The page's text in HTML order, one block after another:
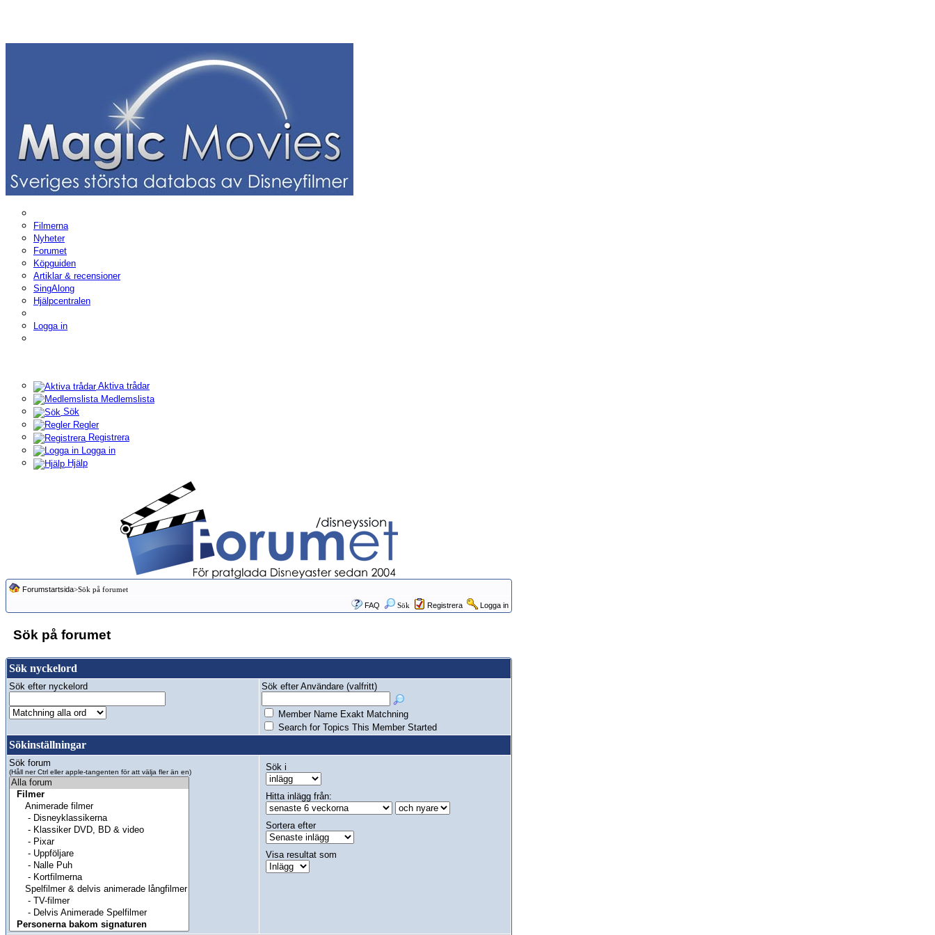
Filmerna
Nyheter
Forumet
Köpguiden
Artiklar & recensioner
SingAlong
Hjälpcentralen
Logga in
Aktiva trådar
Medlemslista
Sök
Regler
Registrera
Logga in
Hjälp
Forumstartsida>Sök på forumet
FAQ
Sök Registrera Logga in
Sök på forumet
Sök nyckelord
Sök efter nyckelord Sök efter Användare (valfritt)
Member Name Exakt Matchning
Search for Topics This Member Started
Sökinställningar
Sök forum
(Håll ner Ctrl eller apple-tangenten för att välja fler än en) Sök i
Hitta inlägg från:
Sortera efter
Visa resultat som